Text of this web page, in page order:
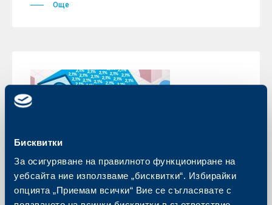
Бисквитки
За осигуряване на правилното функциониране на
уебсайта ние използваме „бисквитки“. Избирайки
опцията „Приемам всички“ Вие се съгласявате с
Още
Съобщения за клиенти